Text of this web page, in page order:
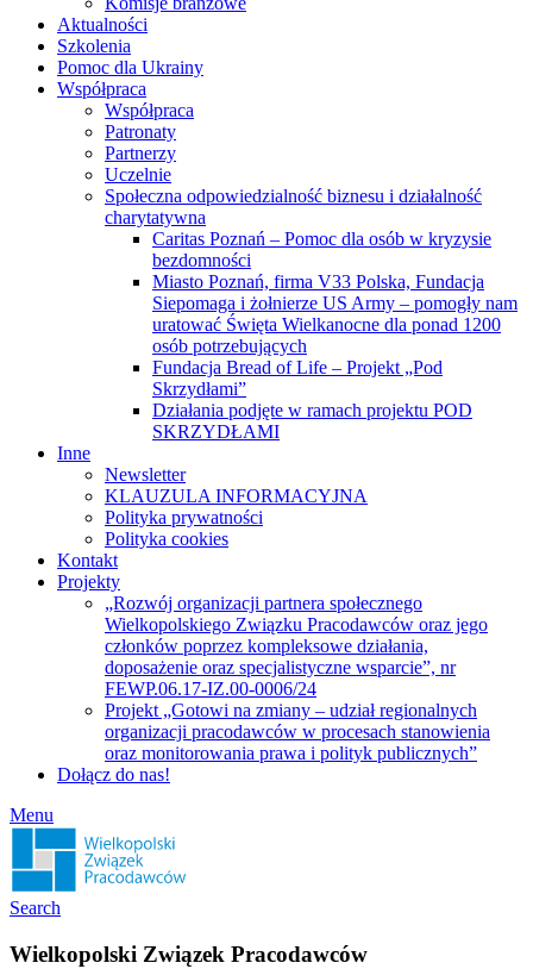
Aktualności
Szkolenia
Pomoc dla Ukrainy
Współpraca
Współpraca
Patronaty
Partnerzy
Uczelnie
Społeczna odpowiedzialność biznesu i działalność
charytatywna
Caritas Poznań – Pomoc dla osób w kryzysie
bezdomności
Miasto Poznań, firma V33 Polska, Fundacja
Siepomaga i żołnierze US Army – pomogły nam
uratować Święta Wielkanocne dla ponad 1200
osób potrzebujących
Fundacja Bread of Life – Projekt „Pod
Skrzydłami”
Działania podjęte w ramach projektu POD
SKRZYDŁAMI
Inne
Newsletter
KLAUZULA INFORMACYJNA
Polityka prywatności
Polityka cookies
Kontakt
Projekty
„Rozwój organizacji partnera społecznego
Wielkopolskiego Związku Pracodawców oraz jego
członków poprzez kompleksowe działania,
doposażenie oraz specjalistyczne wsparcie”, nr
FEWP.06.17-IZ.00-0006/24
Projekt „Gotowi na zmiany – udział regionalnych
organizacji pracodawców w procesach stanowienia
oraz monitorowania prawa i polityk publicznych”
Dołącz do nas!
Menu
Search
Wielkopolski Związek Pracodawców